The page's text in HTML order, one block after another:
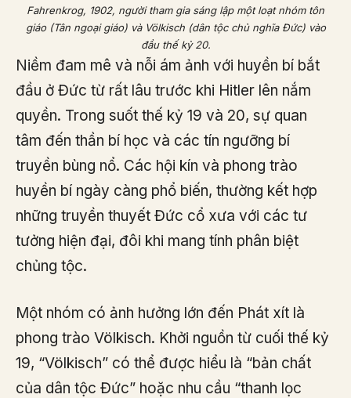
Fahrenkrog, 1902, người tham gia sáng lập một loạt nhóm tôn
giáo (Tân ngoại giáo) và Völkisch (dân tộc chủ nghĩa Đức) vào
đầu thế kỷ 20.
Niềm đam mê và nỗi ám ảnh với huyền bí bắt
đầu ở Đức từ rất lâu trước khi Hitler lên nắm
quyền. Trong suốt thế kỷ 19 và 20, sự quan
tâm đến thần bí học và các tín ngưỡng bí
truyền bùng nổ. Các hội kín và phong trào
huyền bí ngày càng phổ biến, thường kết hợp
những truyền thuyết Đức cổ xưa với các tư
tưởng hiện đại, đôi khi mang tính phân biệt
chủng tộc.
Một nhóm có ảnh hưởng lớn đến Phát xít là
phong trào Völkisch. Khởi nguồn từ cuối thế kỷ
19, “Völkisch” có thể được hiểu là “bản chất
của dân tộc Đức” hoặc nhu cầu “thanh lọc